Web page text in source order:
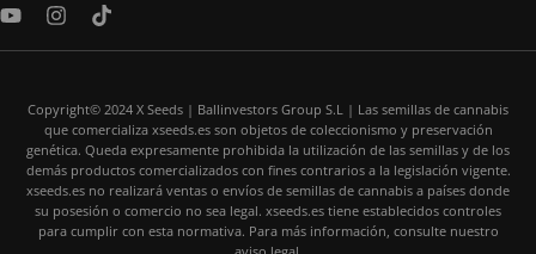
Y
u
I
s
g
r
a
m
T
k
o
k
Copyright© 2024 X Seeds | Ballinvestors Group S.L | Las semillas de cannabis
que comercializa xseeds.es son objetos de coleccionismo y preservación
genética. Queda expresamente prohibida la utilización de las semillas y de los
demás productos comercializados con fines contrarios a la legislación vigente.
xseeds.es no realizará ventas o envíos de semillas de cannabis a países donde
su posesión o comercio no sea legal. xseeds.es tiene establecidos controles
para cumplir con esta normativa. Para más información, consulte nuestro